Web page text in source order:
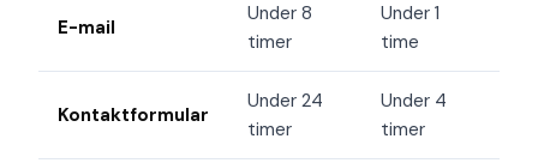
E-mail
Under 8
timer
Under 1
time
Kontaktformular
Under 24
timer
Under 4
timer